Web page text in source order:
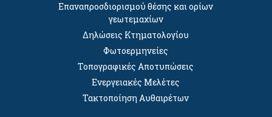
Επαναπροσδιορισμού θέσης και ορίων
γεωτεμαχίων
Δηλώσεις Κτηματολογίου
Φωτοερμηνείες
Τοπογραφικές Αποτυπώσεις
Ενεργειακές Μελέτες
Τακτοποίηση Αυθαιρέτων